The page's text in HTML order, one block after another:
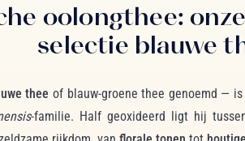
oolongthee:
selectie blauwe
thee of blauw-groene thee genoemd —
-familie. Half geoxideerd ligt hij